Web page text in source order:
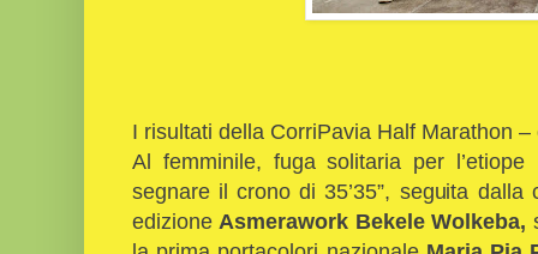
I risultati della CorriPavia Half Marathon –
Al femminile, fuga solitaria per l’etiope
segnare il crono di 35’35”, seguita dalla
edizione Asmerawork Bekele Wolkeba,